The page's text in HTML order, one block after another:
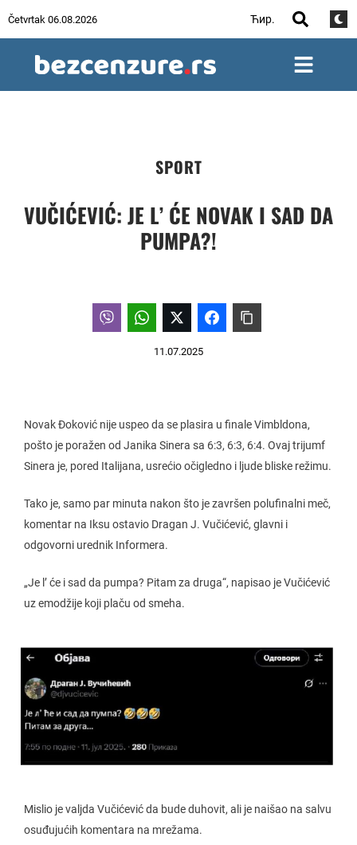
Četvrtak 06.08.2026 Ћир.
SPORT
VUČIĆEVIĆ: JE L’ ĆE NOVAK I SAD DA
PUMPA?!
11.07.2025
Novak Đoković nije uspeo da se plasira u finale Vimbldona,
pošto je poražen od Janika Sinera sa 6:3, 6:3, 6:4. Ovaj trijumf
Sinera je, pored Italijana, usrećio očigledno i ljude bliske režimu.
Tako je, samo par minuta nakon što je završen polufinalni meč,
komentar na Iksu ostavio Dragan J. Vučićević, glavni i
odgovorni urednik Informera.
„Je l’ će i sad da pumpa? Pitam za druga“, napisao je Vučićević
uz emodžije koji plaču od smeha.
Mislio je valjda Vučićević da bude duhovit, ali je naišao na salvu
osuđujućih komentara na mrežama.